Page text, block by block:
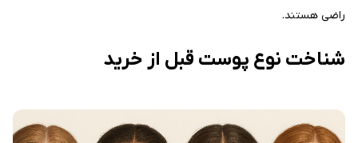
راضی هستند.
شناخت نوع پوست قبل از خرید